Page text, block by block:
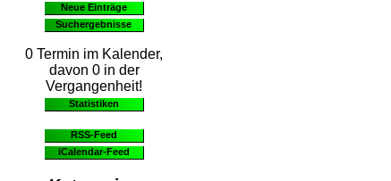
Neue Einträge
Suchergebnisse
0 Termin im Kalender,
davon 0 in der
Vergangenheit!
Statistiken
RSS-Feed
iCalendar-Feed